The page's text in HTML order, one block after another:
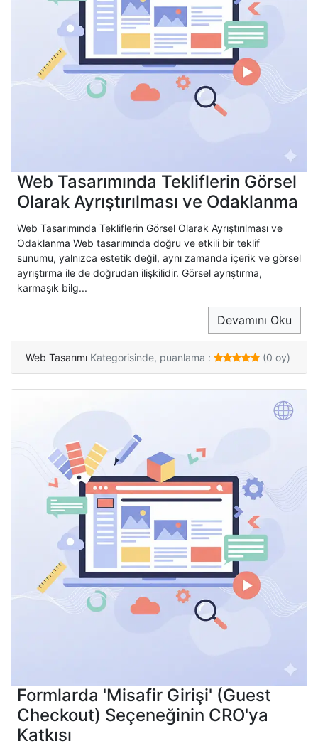
Web Tasarımında Tekliflerin Görsel
Olarak Ayrıştırılması ve Odaklanma
Web Tasarımında Tekliflerin Görsel Olarak Ayrıştırılması ve
Odaklanma Web tasarımında doğru ve etkili bir teklif
sunumu, yalnızca estetik değil, aynı zamanda içerik ve görsel
ayrıştırma ile de doğrudan ilişkilidir. Görsel ayrıştırma,
karmaşık bilg...
Devamını Oku
Web Tasarımı Kategorisinde, puanlama : (0 oy)
Formlarda 'Misafir Girişi' (Guest
Checkout) Seçeneğinin CRO'ya
Katkısı